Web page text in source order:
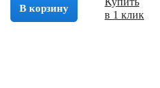
В корзину
в 1 клик